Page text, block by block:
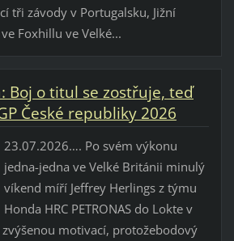
tři závody v Portugalsku, Jižní
Foxhillu ve Velké...
Boj o titul se zostřuje, teď
České republiky 2026
23.07.2026…. Po svém výkonu
jedna-jedna ve Velké Británii minulý
víkend míří Jeffrey Herlings z týmu
Honda HRC PETRONAS do Lokte v
zvýšenou motivací, protožebodový